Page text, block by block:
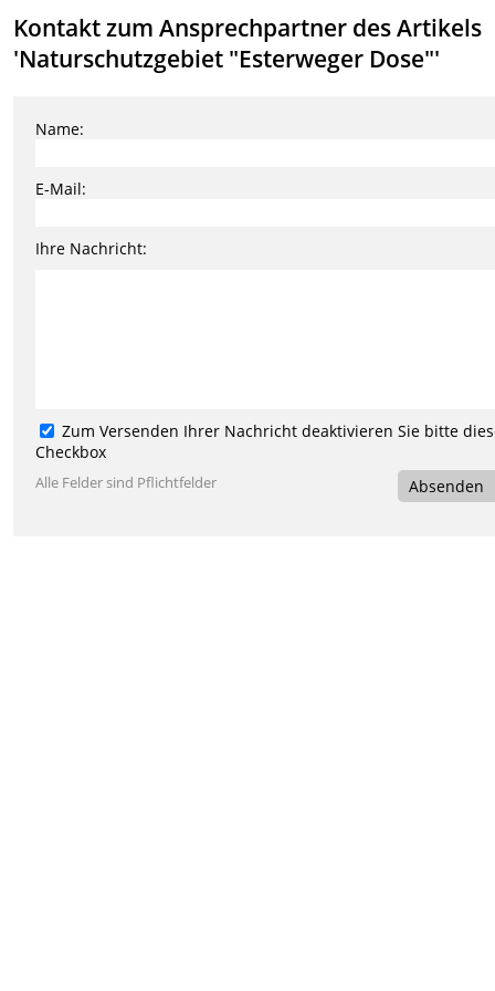
Kontakt zum Ansprechpartner des Artikels
'Naturschutzgebiet "Esterweger Dose"'
Name:
E-Mail:
Ihre Nachricht:
Zum Versenden Ihrer Nachricht deaktivieren Sie bitte
Checkbox
Alle Felder sind Pflichtfelder Absenden